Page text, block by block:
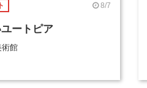
8/7
ートピア
術館